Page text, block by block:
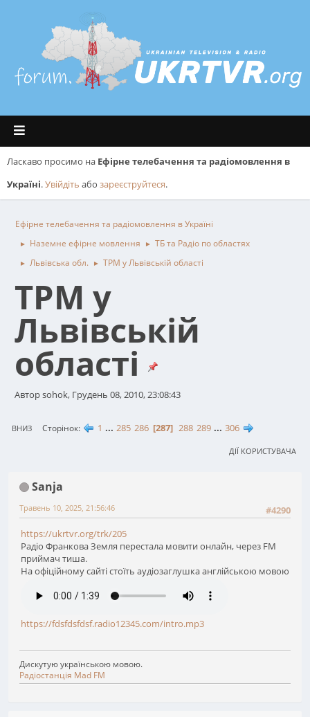
Ласкаво просимо на Ефірне телебачення та радіомовлення в
Україні.Увійдіть або зареєструйтеся.
Ефірне телебачення та радіомовлення в Україні
► Наземне ефірне мовлення ► ТБ та Радіо по областях
► Львівська обл. ► ТРМ у Львівській області
ТРМ у
Львівській
області
Автор sohok, Грудень 08, 2010, 23:08:43
ВНИЗ Сторінок 1 ... 285 286 287 288 289 ... 306
ДІЇ КОРИСТУВАЧА
Sanja
#4290
Травень 10, 2025, 21:56:46
https://ukrtvr.org/trk/205
Радіо Франкова Земля перестала мовити онлайн, через FM
приймач тиша.
На офіційному сайті стоїть аудіозаглушка англійською мовою
https://fdsfdsfdsf.radio12345.com/intro.mp3
Дискутую українською мовою.
Радіостанція Mad FM